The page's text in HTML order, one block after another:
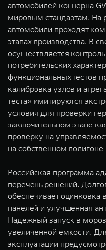
автомобилей концерна
мировым стандартам. На
автомобили проходят
этапах производства. В
осуществляется
потребительских
функциональных тестов
калибровка узлов и
теста» имитируются
условия для проверки
заключительном этапе
проверку на
на собственном полигоне
Российская программа
перечень решений.
обеспечивает оцинковка
панелей и улучшенная
Надежный запуск в
увеличенной емкости.
эксплуатации